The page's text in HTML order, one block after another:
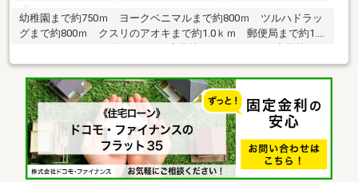
幼稚園まで約750ｍ ヨークベニマルまで約800ｍ ツルハドラッ
グまで約800ｍ クスリのアオキまで約1.0ｋｍ 郵便局まで約1.1
で約900ｍ